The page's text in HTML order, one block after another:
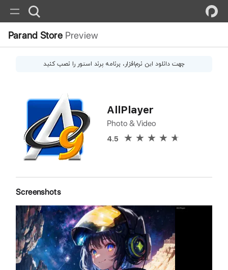
Parand Store Preview
جهت دانلود این نرم‌افزار، برنامه پرند استور را نصب کنید
AllPlayer
Photo & Video
4.5
Screenshots